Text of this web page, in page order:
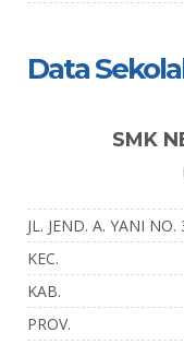
Data
SMK
JL. JEND. A. YANI NO.
KEC.
KAB.
PROV.